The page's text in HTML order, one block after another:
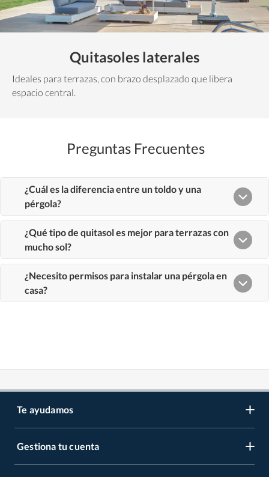
Quitasoles laterales
Ideales para terrazas, con brazo desplazado que libera
espacio central.
Preguntas Frecuentes
Te ayudamos
LIbro de reclamaciones
Gestiona tu cuenta